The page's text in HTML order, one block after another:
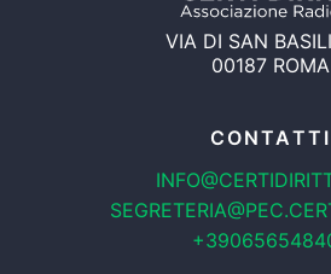
VIA DI SAN
00187 ROMA
CONTATTI